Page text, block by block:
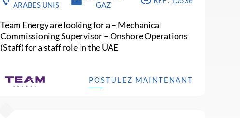
ARABES UNIS
GAZ
Team Energy are looking for a – Mechanical
Commissioning Supervisor – Onshore Operations
(Staff) for a staff role in the UAE
POSTULEZ MAINTENANT